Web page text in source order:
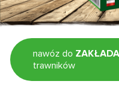
nawóz do
trawników